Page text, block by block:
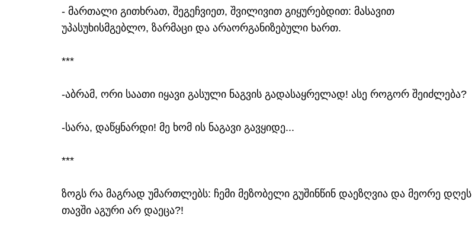
- მართალი გითხრათ, შეგეჩვიეთ, შვილივით გიყურებდით: მასავით
უპასუხისმგებლო, ზარმაცი და არაორგანიზებული ხართ.
***
-აბრამ, ორი საათი იყავი გასული ნაგვის გადასაყრელად! ასე როგორ შეიძლება?
-სარა, დაწყნარდი! მე ხომ ის ნაგავი გავყიდე...
***
ზოგს რა მაგრად უმართლებს: ჩემი მეზობელი გუშინწინ დაეზღვია და მეორე დღეს
თავში აგური არ დაეცა?!